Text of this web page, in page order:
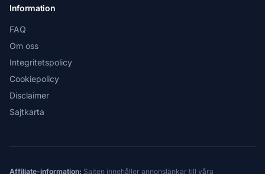
Information
FAQ
Om oss
Integritetspolicy
Cookiepolicy
Disclaimer
Sajtkarta
Affiliate-information: Sajten innehåller annonslänkar till våra